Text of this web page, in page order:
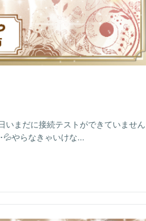
いまだに接続テストができていません
やらなきゃいけな...